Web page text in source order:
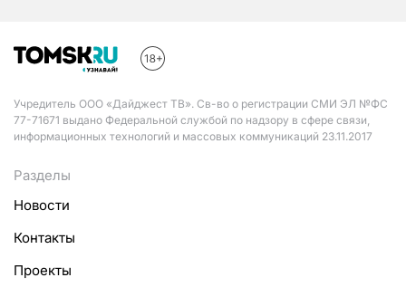
Учредитель ООО «Дайджест ТВ». Св-во о регистрации СМИ ЭЛ №ФС
77-71671 выдано Федеральной службой по надзору в сфере связи,
информационных технологий и массовых коммуникаций 23.11.2017
Разделы
Новости
Контакты
Проекты